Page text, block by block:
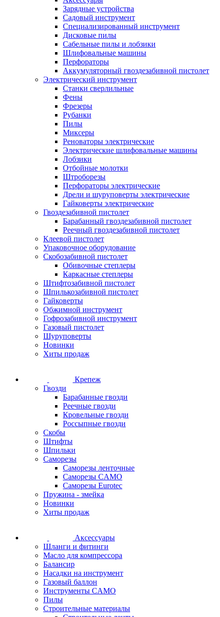
Зарядные устройства
Садовый инструмент
Специализированный инструмент
Дисковые пилы
Сабельные пилы и лобзики
Шлифовальные машины
Перфораторы
Аккумуляторный гвоздезабивной пистолет
Электрический инструмент
Станки сверлильные
Фены
Фрезеры
Рубанки
Пилы
Миксеры
Реноваторы электрические
Электрические шлифовальные машины
Лобзики
Отбойные молотки
Штроборезы
Перфораторы электрические
Дрели и шуруповерты электрические
Гайковерты электрические
Гвоздезабивной пистолет
Барабанный гвоздезабивной пистолет
Реечный гвоздезабивной пистолет
Клеевой пистолет
Упаковочное оборудование
Скобозабивной пистолет
Обивочные степлеры
Каркасные степлеры
Штифтозабивной пистолет
Шпилькозабивной пистолет
Гайковерты
Обжимной инструмент
Гофрозабивной инструмент
Газовый пистолет
Шуруповерты
Новинки
Хиты продаж
Крепеж
Гвозди
Барабанные гвозди
Реечные гвозди
Кровельные гвозди
Россыпные гвозди
Скобы
Штифты
Шпильки
Саморезы
Саморезы ленточные
Саморезы CAMO
Саморезы Eurotec
Пружина - змейка
Новинки
Хиты продаж
Аксессуары
Шланги и фитинги
Масло для компрессора
Балансир
Насадки на инструмент
Газовый баллон
Инструменты CAMO
Пилы
Строительные материалы